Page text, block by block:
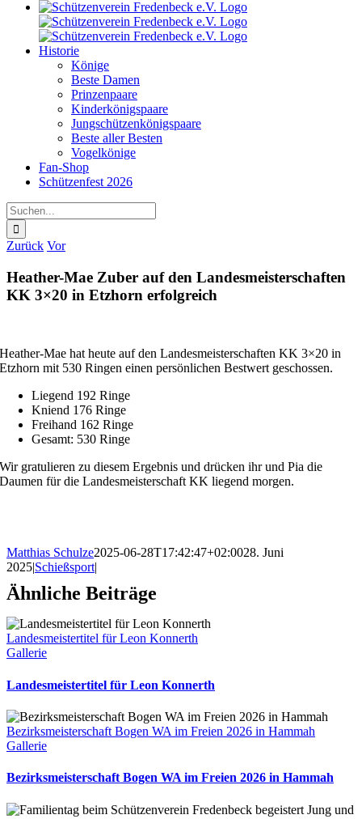
Historie
Könige
Beste Damen
Prinzenpaare
Kinderkönigspaare
Jungschützenkönigspaare
Beste aller Besten
Vogelkönige
Fan-Shop
Schützenfest 2026
Suche
nach:
Zurück Vor
Heather-Mae Zuber auf den Landesmeisterschaften
KK 3×20 in Etzhorn erfolgreich
Heather-Mae hat heute auf den Landesmeisterschaften KK 3×20 in
Etzhorn mit 530 Ringen einen persönlichen Bestwert geschossen.
Liegend 192 Ringe
Kniend 176 Ringe
Freihand 162 Ringe
Gesamt: 530 Ringe
Wir gratulieren zu diesem Ergebnis und drücken ihr und Pia die
Daumen für die Landesmeisterschaft KK liegend morgen.
Matthias Schulze2025-06-28T17:42:47+02:0028. Juni
2025|Schießsport|
Ähnliche Beiträge
Landesmeistertitel für Leon Konnerth
Gallerie
Landesmeistertitel für Leon Konnerth
Bezirksmeisterschaft Bogen WA im Freien 2026 in Hammah
Gallerie
Bezirksmeisterschaft Bogen WA im Freien 2026 in Hammah